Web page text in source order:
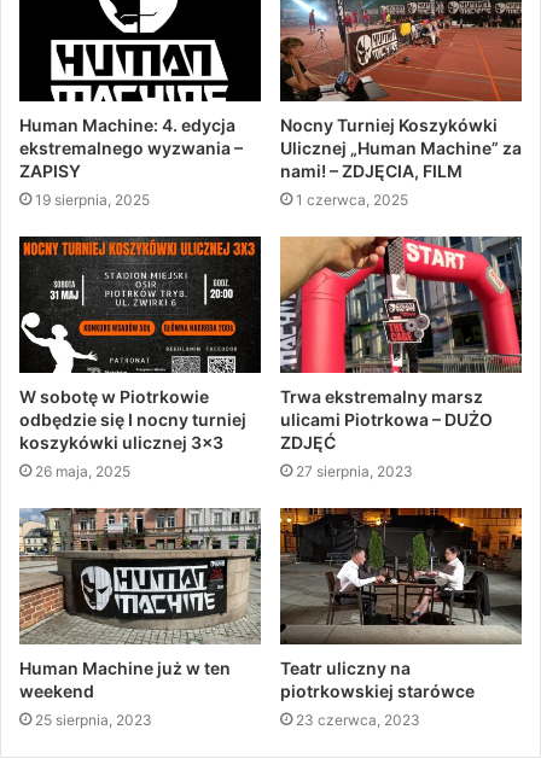
Human Machine: 4. edycja
ekstremalnego wyzwania –
ZAPISY
19 sierpnia, 2025
Nocny Turniej Koszykówki
Ulicznej „Human Machine” za
nami! – ZDJĘCIA, FILM
1 czerwca, 2025
W sobotę w Piotrkowie
odbędzie się I nocny turniej
koszykówki ulicznej 3×3
26 maja, 2025
Trwa ekstremalny marsz
ulicami Piotrkowa – DUŻO
ZDJĘĆ
27 sierpnia, 2023
Human Machine już w ten
weekend
25 sierpnia, 2023
Teatr uliczny na
piotrkowskiej starówce
23 czerwca, 2023